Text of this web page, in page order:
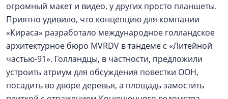
огромный макет и видео, у других просто планшеты.
Приятно удивило, что концепцию для компании
«Кираса» разработало международное голландское
архитектурное бюро MVRDV в тандеме с «Литейной
частью-91». Голландцы, в частности, предложили
устроить атриум для обсуждения повестки ООН,
посадить во дворе деревья, а площадь замостить